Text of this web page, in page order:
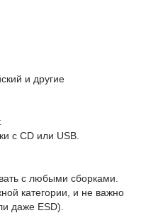
и другие
с CD или USB.
с любыми сборками.
категории, и не важно
даже ESD).